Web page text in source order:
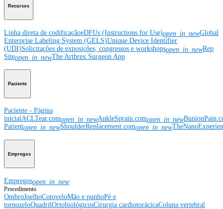
Recursos
Linha direta de codificaçãoeDFUs (Instructions for Use)open_in_newGlobal
Enterprise Labeling System (GELS)Unique Device Identifier
(UDI)Solicitações de exposições, congressos e workshopsopen_in_newRep
Siteopen_in_newThe Arthrex Surgeon App
Paciente
Paciente - Página
inicialACLTear.comopen_in_newAnkleSprain.comopen_in_new
Patientopen_in_newShoulderReplacement.comopen_in_new
Empregos
Empregosopen_in_new
Procedimento
OmbroJoelhoCotoveloMão e punhoPé e
tornozeloQuadrilOrtobiológicosCirurgia cardiotorácicaColuna vertebral